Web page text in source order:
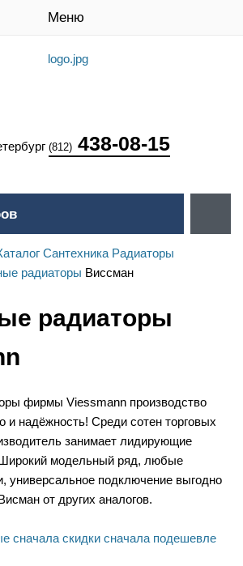
Меню
(812) 438-08-15
Сантехника Радиаторы
радиаторы Виссман
радиаторы
фирмы Viessmann производство
и надёжность! Среди сотен торговых
занимает лидирующие
модельный ряд, любые
универсальное подключение выгодно
от других аналогов.
сначала скидки сначала подешевле